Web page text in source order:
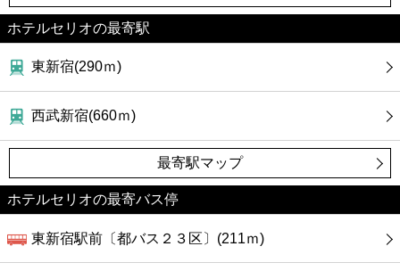
ホテルセリオの最寄駅
東新宿(290ｍ)
西武新宿(660ｍ)
最寄駅マップ
ホテルセリオの最寄バス停
東新宿駅前〔都バス２３区〕(211ｍ)